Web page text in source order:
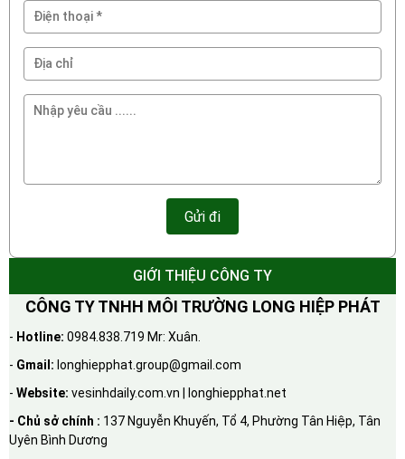
GIỚI THIỆU CÔNG TY
CÔNG TY TNHH MÔI TRƯỜNG LONG HIỆP PHÁT
- Hotline: 0984.838.719 Mr: Xuân.
- Gmail: longhiepphat.group@gmail.com
- Website: vesinhdaily.com.vn | longhiepphat.net
- Chủ sở chính : 137 Nguyễn Khuyến, Tổ 4, Phường Tân Hiệp, Tân
Uyên Bình Dương